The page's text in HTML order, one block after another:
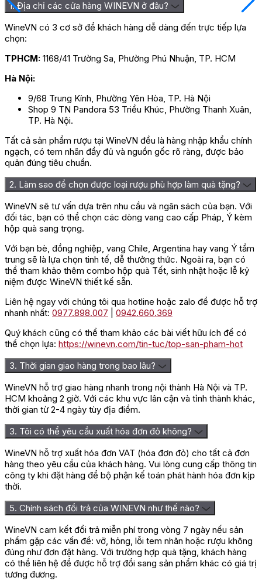
được ướp lạnh vì thế quý vị nên ướp chúng trong xô đá hoặc
ngăn mát tủ lạnh khoảng 30 phút rồi sau đó kết hợp cùng một
số món ăn có nguồn gốc từ hải sản, từ thịt trắng, salad, hoa quả
tươi sẽ giúp chúng ta khai thác hết vị ngon của rượu.
⇒ Liên hệ mua hàng tạiWINEVNđể đặt mua hàng để được
giá tốt nhất!
Đánh giá
Chưa có đánh giá nào.
La Brulerie”
Bạn phảiđăng nhậpđể gửi đánh giá.
1. Địa chỉ các cửa hàng WINEVN ở đâu?
WineVN có 3 cơ sở để khách hàng dễ dàng đến trực tiếp lựa
chọn:
TPHCM: 1168/41 Trường Sa, Phường Phú Nhuận, TP. HCM
Hà Nội:
9/68 Trung Kính, Phường Yên Hòa, TP. Hà Nội
Shop 9 TN Pandora 53 Triều Khúc, Phường Thanh Xuân,
TP. Hà Nội.
Tất cả sản phẩm rượu tại WineVN đều là hàng nhập khẩu chính
ngạch, có tem nhãn đầy đủ và nguồn gốc rõ ràng, được bảo
quản đúng tiêu chuẩn.
2. Làm sao để chọn được loại rượu phù hợp làm quà tặng?
WineVN sẽ tư vấn dựa trên nhu cầu và ngân sách của bạn. Với
đối tác, bạn có thể chọn các dòng vang cao cấp Pháp, Ý kèm
hộp quà sang trọng.
Với bạn bè, đồng nghiệp, vang Chile, Argentina hay vang Ý tầm
trung sẽ là lựa chọn tinh tế, dễ thưởng thức. Ngoài ra, bạn có
thể tham khảo thêm combo hộp quà Tết, sinh nhật hoặc lễ kỷ
niệm được WineVN thiết kế sẵn.
Liên hệ ngay với chúng tôi qua hotline hoặc zalo để được hỗ trợ
nhanh nhất: 0977.898.007
0942.660.369
Quý khách cũng có thể tham khảo các bài viết hữu ích để có
thể chọn lựa: https://winevn.com/tin-tuc/top-san-pham-hot
3. Thời gian giao hàng trong bao lâu?
WineVN hỗ trợ giao hàng nhanh trong nội thành Hà Nội và TP.
HCM khoảng 2 giờ. Với các khu vực lân cận và tỉnh thành khác,
thời gian từ 2-4 ngày tùy địa điểm.
3. Tôi có thể yêu cầu xuất hóa đơn đỏ không?
WineVN hỗ trợ xuất hóa đơn VAT (hóa đơn đỏ) cho tất cả đơn
hàng theo yêu cầu của khách hàng. Vui lòng cung cấp thông tin
công ty khi đặt hàng để bộ phận kế toán phát hành hóa đơn kịp
thời.
5. Chính sách đổi trả của WINEVN như thế nào?
WineVN cam kết đổi trả miễn phí trong vòng 7 ngày nếu sản
phẩm gặp các vấn đề: vỡ, hỏng, lỗi tem nhãn hoặc rượu không
đúng như đơn đặt hàng. Với trường hợp quà tặng, khách hàng
có thể liên hệ để được hỗ trợ đổi sang sản phẩm khác có giá trị
tương đương.